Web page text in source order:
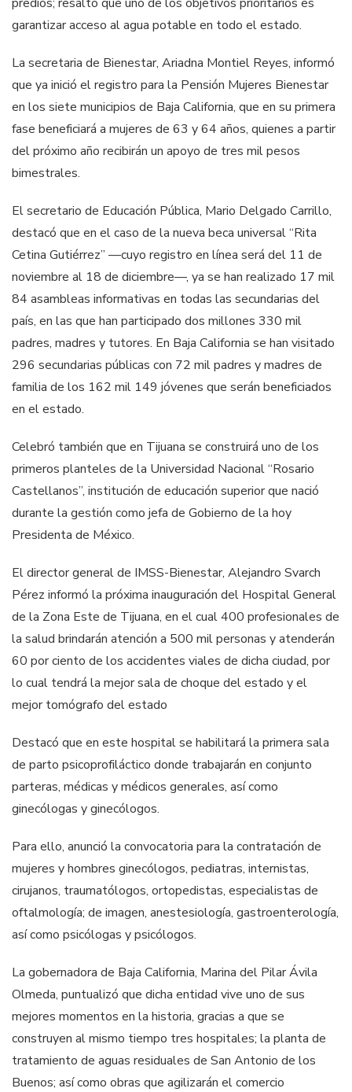
garantizar acceso al agua potable en todo el estado.
La secretaria de Bienestar, Ariadna Montiel Reyes, informó
que ya inició el registro para la Pensión Mujeres Bienestar
en los siete municipios de Baja California, que en su primera
fase beneficiará a mujeres de 63 y 64 años, quienes a partir
del próximo año recibirán un apoyo de tres mil pesos
bimestrales.
El secretario de Educación Pública, Mario Delgado Carrillo,
destacó que en el caso de la nueva beca universal “Rita
Cetina Gutiérrez” —cuyo registro en línea será del 11 de
noviembre al 18 de diciembre—, ya se han realizado 17 mil
84 asambleas informativas en todas las secundarias del
país, en las que han participado dos millones 330 mil
padres, madres y tutores. En Baja California se han visitado
296 secundarias públicas con 72 mil padres y madres de
familia de los 162 mil 149 jóvenes que serán beneficiados
en el estado.
Celebró también que en Tijuana se construirá uno de los
primeros planteles de la Universidad Nacional “Rosario
Castellanos”, institución de educación superior que nació
durante la gestión como jefa de Gobierno de la hoy
Presidenta de México.
El director general de IMSS-Bienestar, Alejandro Svarch
Pérez informó la próxima inauguración del Hospital General
de la Zona Este de Tijuana, en el cual 400 profesionales de
la salud brindarán atención a 500 mil personas y atenderán
60 por ciento de los accidentes viales de dicha ciudad, por
lo cual tendrá la mejor sala de choque del estado y el
mejor tomógrafo del estado
Destacó que en este hospital se habilitará la primera sala
de parto psicoprofiláctico donde trabajarán en conjunto
parteras, médicas y médicos generales, así como
ginecólogas y ginecólogos.
Para ello, anunció la convocatoria para la contratación de
mujeres y hombres ginecólogos, pediatras, internistas,
cirujanos, traumatólogos, ortopedistas, especialistas de
oftalmología; de imagen, anestesiología, gastroenterología,
así como psicólogas y psicólogos.
La gobernadora de Baja California, Marina del Pilar Ávila
Olmeda, puntualizó que dicha entidad vive uno de sus
mejores momentos en la historia, gracias a que se
construyen al mismo tiempo tres hospitales; la planta de
tratamiento de aguas residuales de San Antonio de los
Buenos; así como obras que agilizarán el comercio